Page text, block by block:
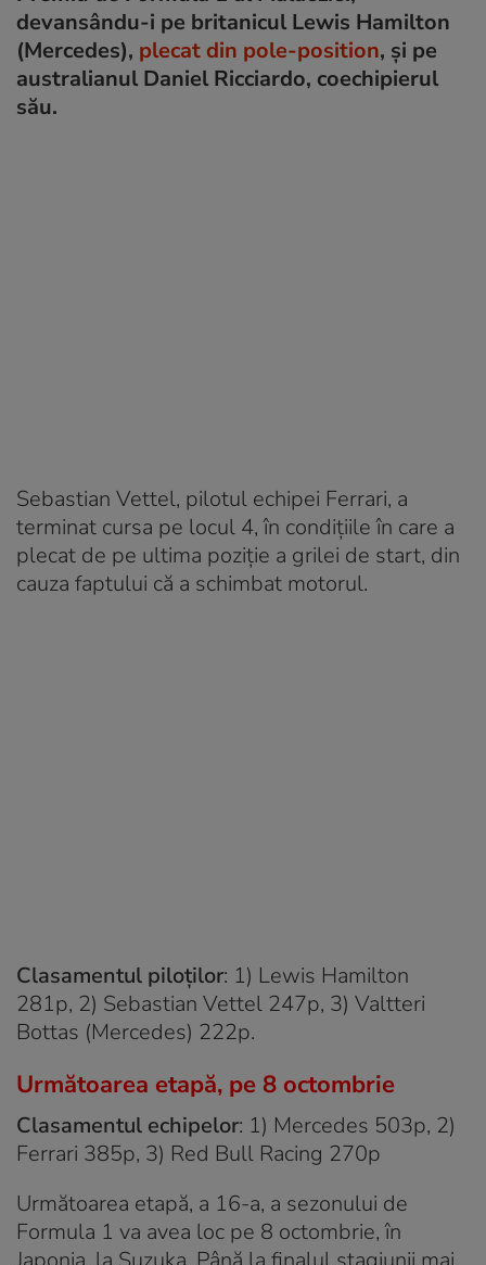
devansându-i pe britanicul Lewis Hamilton
(Mercedes), plecat din pole-position, și pe
australianul Daniel Ricciardo, coechipierul
său.
Sebastian Vettel, pilotul echipei Ferrari, a
terminat cursa pe locul 4, în condițiile în care a
plecat de pe ultima poziție a grilei de start, din
cauza faptului că a schimbat motorul.
Clasamentul piloților: 1) Lewis Hamilton
281p, 2) Sebastian Vettel 247p, 3) Valtteri
Bottas (Mercedes) 222p.
Următoarea etapă, pe 8 octombrie
Clasamentul echipelor: 1) Mercedes 503p, 2)
Ferrari 385p, 3) Red Bull Racing 270p
Următoarea etapă, a 16-a, a sezonului de
Formula 1 va avea loc pe 8 octombrie, în